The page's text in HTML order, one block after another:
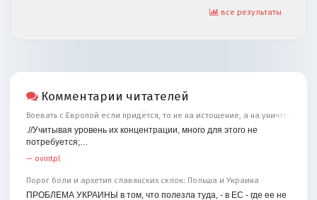
все результаты
Комментарии читателей
Воевать с Европой если придётся, то не на истощение, а на уничтожение
.//Учитывая уровень их концентрации, много для этого не
потребуется;…
— ovintpl
Порог боли и архетип славянских склок: Польша и Украина
ПРОБЛЕМА УКРАИНЫ в том, что полезла туда, - в ЕС - где ее не